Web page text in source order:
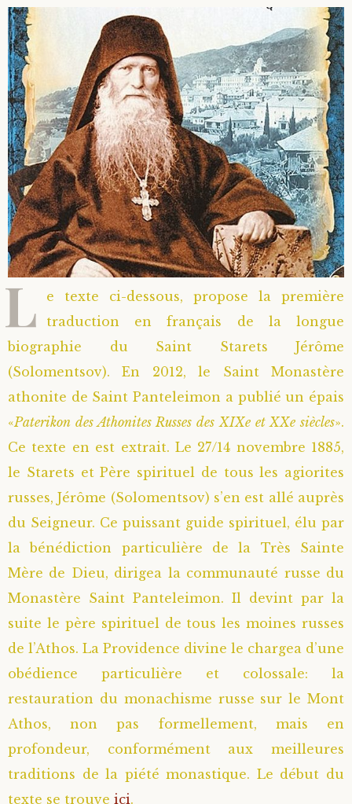
L
e texte ci-dessous, propose la première
traduction en français de la longue
biographie du Saint Starets Jérôme
(Solomentsov). En 2012, le Saint Monastère
athonite de Saint Panteleimon a publié un épais
«Paterikon des Athonites Russes des XIXe et XXe siècles».
Ce texte en est extrait. Le 27/14 novembre 1885,
le Starets et Père spirituel de tous les agiorites
russes, Jérôme (Solomentsov) s’en est allé auprès
du Seigneur. Ce puissant guide spirituel, élu par
la bénédiction particulière de la Très Sainte
Mère de Dieu, dirigea la communauté russe du
Monastère Saint Panteleimon. Il devint par la
suite le père spirituel de tous les moines russes
de l’Athos. La Providence divine le chargea d’une
obédience particulière et colossale: la
restauration du monachisme russe sur le Mont
Athos, non pas formellement, mais en
profondeur, conformément aux meilleures
traditions de la piété monastique. Le début du
texte se trouve ici.